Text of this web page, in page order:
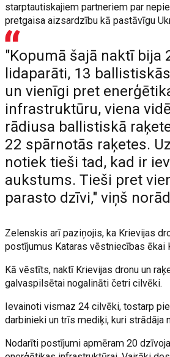
starptautiskajiem partneriem par
pretgaisa aizsardzību kā pastāvīgu
"Kopumā šajā naktī bija
lidaparāti, 13
un vienīgi pret
infrastruktūru, viena
rādiusa ballistiskā
22 spārnotās raķetes.
notiek tieši tad, kad ir
aukstums. Tieši pret
parasto dzīvi," viņš
Zelenskis arī paziņojis, ka Krievijas
postījumus Kataras vēstniecības ēkai
Kā vēstīts, naktī Krievijas dronu un
galvaspilsētai nogalināti četri cilvēki.
Ievainoti vismaz 24 cilvēki, tostarp
darbinieki un trīs mediķi, kuri strādāja
Nodarīti postījumi apmēram 20